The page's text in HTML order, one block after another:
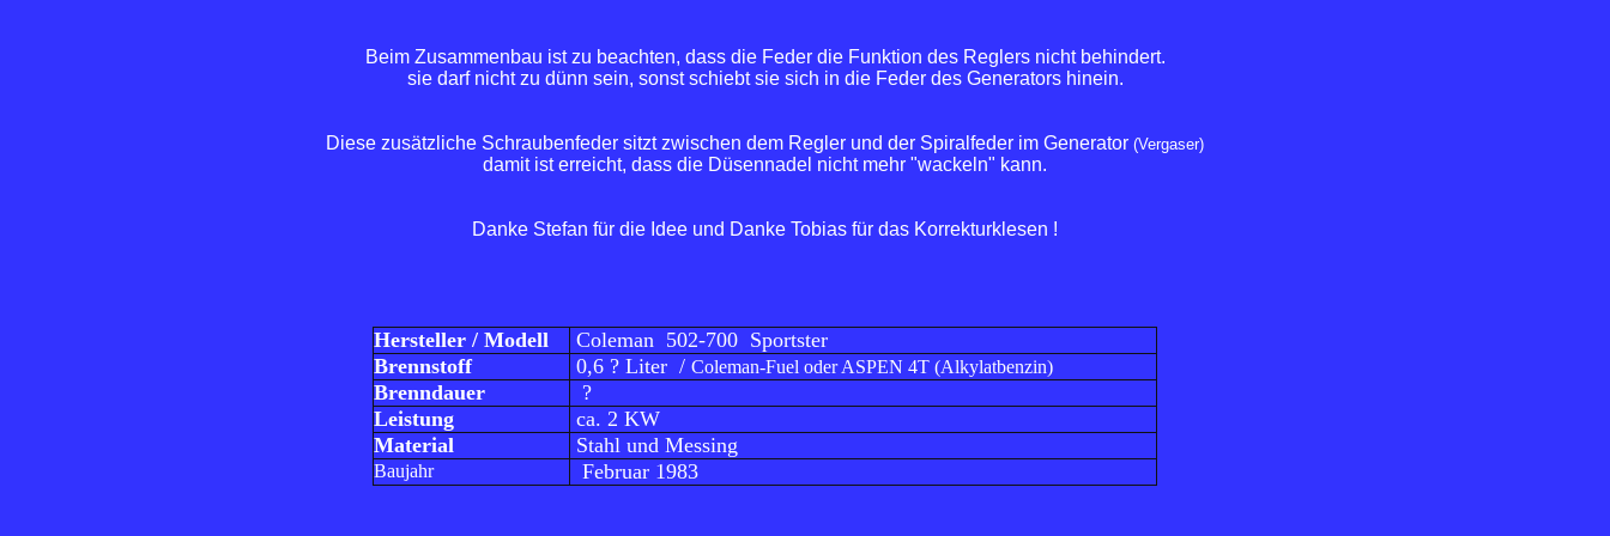
Beim Zusammenbau ist zu beachten, dass die Feder die Funktion des Reglers nicht behindert.
sie darf nicht zu dünn sein, sonst schiebt sie sich in die Feder des Generators hinein.
Diese zusätzliche Schraubenfeder sitzt zwischen dem Regler und der Spiralfeder im Generator (Vergaser)
damit ist erreicht, dass die Düsennadel nicht mehr "wackeln" kann.
Danke Stefan für die Idee und Danke Tobias für das Korrekturklesen !
Hersteller / Modell
Coleman 502-700 Sportster
Brennstoff
0,6 ? Liter / Coleman-Fuel oder ASPEN 4T (Alkylatbenzin)
Brenndauer
?
Leistung
ca. 2 KW
Material
Stahl und Messing
Baujahr Februar 1983